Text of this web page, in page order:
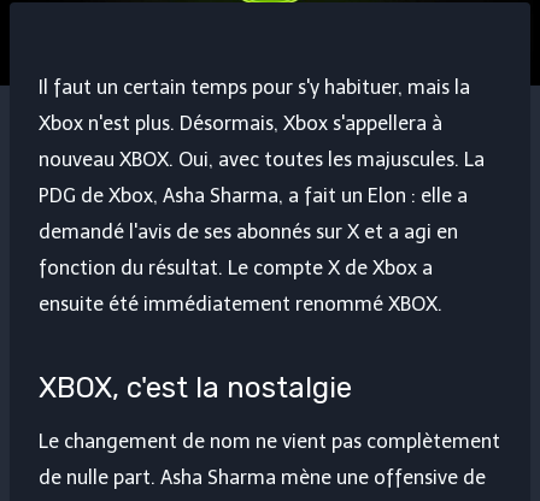
Il faut un certain temps pour s'y habituer, mais la
Xbox n'est plus. Désormais, Xbox s'appellera à
nouveau XBOX. Oui, avec toutes les majuscules. La
PDG de Xbox, Asha Sharma, a fait un Elon : elle a
demandé l'avis de ses abonnés sur X et a agi en
fonction du résultat. Le compte X de Xbox a
ensuite été immédiatement renommé XBOX.
XBOX, c'est la nostalgie
Le changement de nom ne vient pas complètement
de nulle part. Asha Sharma mène une offensive de